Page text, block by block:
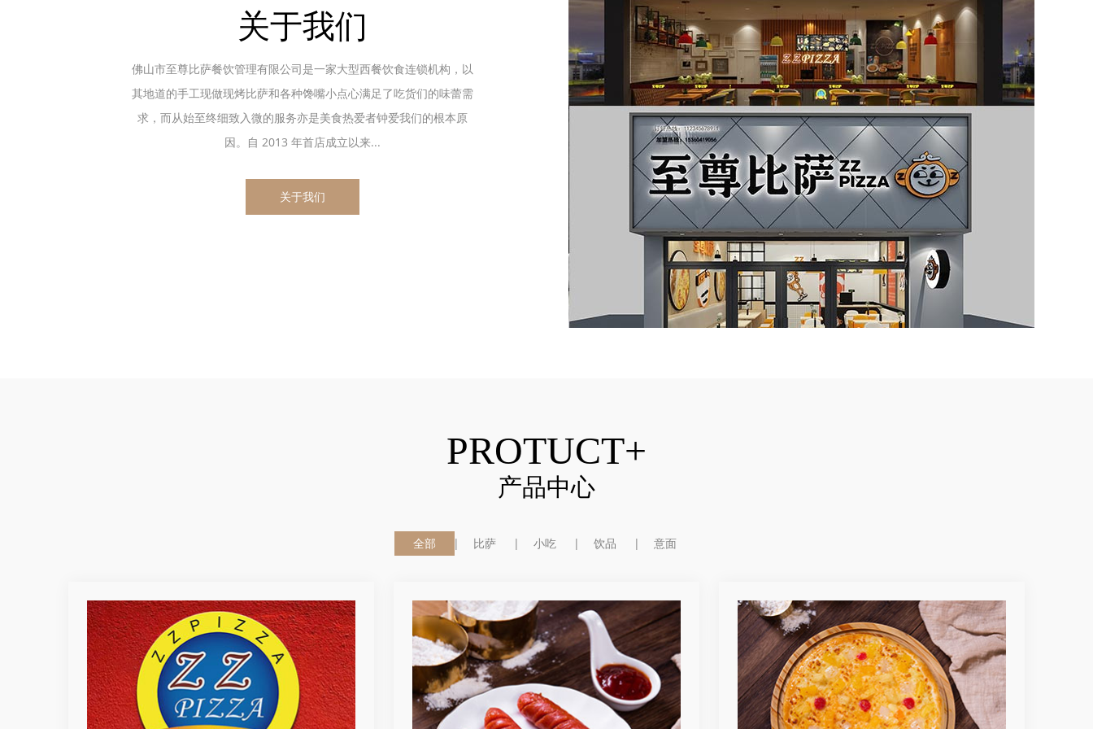
关于我们
佛山市至尊比萨餐饮管理有限公司是一家大型西餐饮食连锁机构，以
其地道的手工现做现烤比萨和各种馋嘴小点心满足了吃货们的味蕾需
求，而从始至终细致入微的服务亦是美食热爱者钟爱我们的根本原
因。自 2013 年首店成立以来...
关于我们
PROTUCT+
产品中心
全部 比萨 小吃 饮品 意面